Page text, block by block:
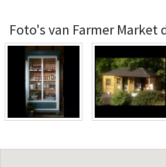
Foto's van Farmer Market